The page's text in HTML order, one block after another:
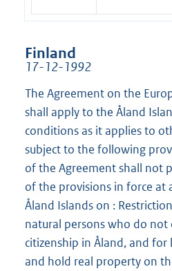
Finland
17-12-1992
The Agreement on the
shall apply to the Åland
conditions as it applies to
subject to the following
of the Agreement shall not
of the provisions in force at
Åland Islands on :
natural persons who do not
citizenship in Åland, and for
and hold real property on